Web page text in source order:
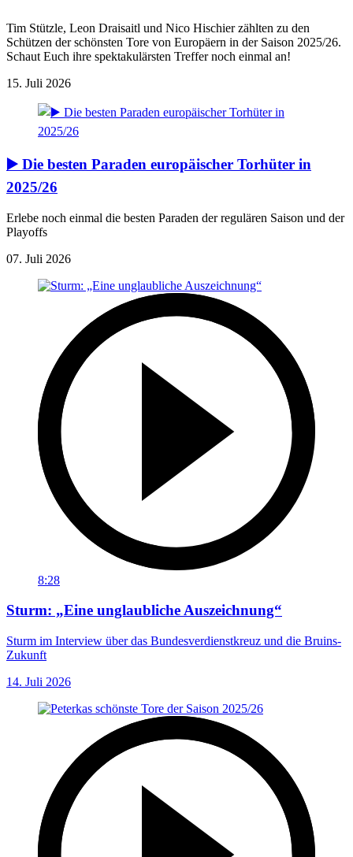
Tim Stützle, Leon Draisaitl und Nico Hischier zählten zu den
Schützen der schönsten Tore von Europäern in der Saison 2025/26.
Schaut Euch ihre spektakulärsten Treffer noch einmal an!
15. Juli 2026
▶️ Die besten Paraden europäischer Torhüter in
2025/26
Erlebe noch einmal die besten Paraden der regulären Saison und der
Playoffs
07. Juli 2026
8:28
Sturm: „Eine unglaubliche Auszeichnung“
Sturm im Interview über das Bundesverdienstkreuz und die Bruins-
Zukunft
14. Juli 2026